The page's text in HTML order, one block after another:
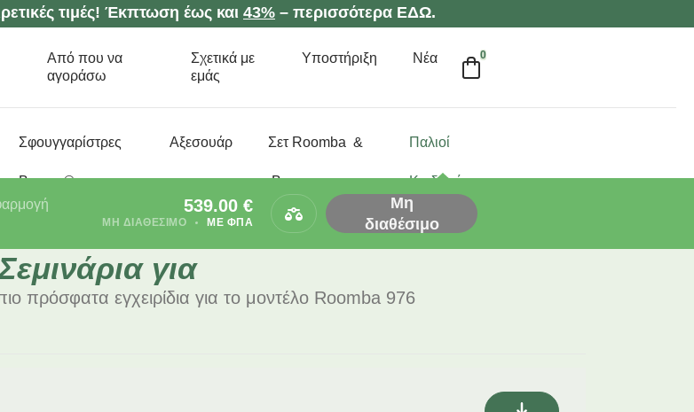
τιμές! Έκπτωση έως και 43% – περισσότερα ΕΔΩ.
Από που να
αγοράσω
Σχετικά με
εμάς
Υποστήριξη Νέα 0
Σφουγγαρίστρες
Braava®
Aξεσουάρ Σετ Roomba &
Braava
Παλιοί
Κωδικοί
539.00€
ΜΕ ΦΠΑ
ΜΗ ΔΙΑΘΈΣΙΜΟ
Μη
διαθέσιμο
για
πρόσφατα εγχειρίδια για το μοντέλο Roomba 976